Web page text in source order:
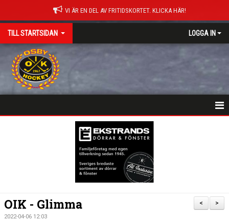
VI ÄR EN DEL AV FRITIDSKORTET. KLICKA HÄR!
TILL STARTSIDAN LOGGA IN
DOKUMENT
>
<
OIK - Glimma
2022-04-06 12:03